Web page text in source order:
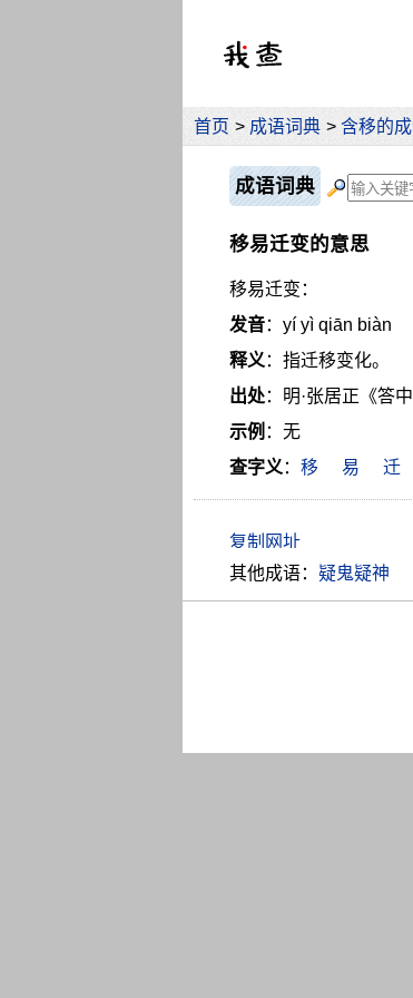
首页 > 成语词典 > 含移的
成语词典
移易迁变的意思
移易迁变：
发音：yí yì qiān biàn
释义：指迁移变化。
出处：明·张居正《答
示例 ：无
查字义： 移 易 迁
其他成语： 疑鬼疑神